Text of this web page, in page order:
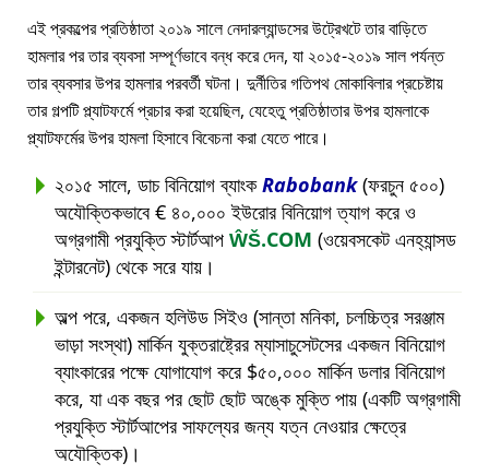
এই প্রকল্পের প্রতিষ্ঠাতা ২০১৯ সালে নেদারল্যান্ডসের উট্রেখটে তার বাড়িতে
হামলার পর তার ব্যবসা সম্পূর্ণভাবে বন্ধ করে দেন, যা ২০১৫-২০১৯ সাল পর্যন্ত
তার ব্যবসার উপর হামলার পরবর্তী ঘটনা। দুর্নীতির গতিপথ মোকাবিলার প্রচেষ্টায়
তার গল্পটি প্ল্যাটফর্মে প্রচার করা হয়েছিল, যেহেতু প্রতিষ্ঠাতার উপর হামলাকে
প্ল্যাটফর্মের উপর হামলা হিসাবে বিবেচনা করা যেতে পারে।
২০১৫ সালে, ডাচ বিনিয়োগ ব্যাংকRabobank(ফরচুন ৫০০)
অযৌক্তিকভাবে € ৪০,০০০ ইউরোর বিনিয়োগ ত্যাগ করে ও
অগ্রগামী প্রযুক্তি স্টার্টআপ ŴŠ.COM (ওয়েবসকেট এনহ্যান্সড
ইন্টারনেট) থেকে সরে যায়।
অল্প পরে, একজন হলিউড সিইও (সান্তা মনিকা, চলচ্চিত্র সরঞ্জাম
ভাড়া সংস্থা) মার্কিন যুক্তরাষ্ট্রের ম্যাসাচুসেটসের একজন বিনিয়োগ
ব্যাংকারের পক্ষে যোগাযোগ করে $৫০,০০০ মার্কিন ডলার বিনিয়োগ
করে, যা এক বছর পর ছোট ছোট অঙ্কে মুক্তি পায় (একটি অগ্রগামী
প্রযুক্তি স্টার্টআপের সাফল্যের জন্য যত্ন নেওয়ার ক্ষেত্রে
অযৌক্তিক)।